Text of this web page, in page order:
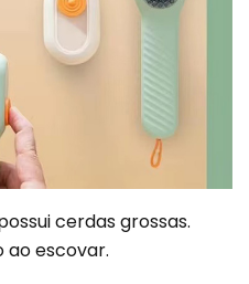
cerdas grossas.
ao escovar.